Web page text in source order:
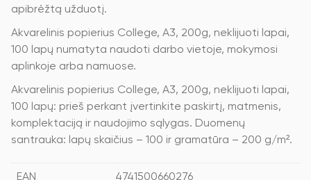
apibrėžtą užduotį.
Akvarelinis popierius College, A3, 200g, neklijuoti lapai,
100 lapų numatyta naudoti darbo vietoje, mokymosi
aplinkoje arba namuose.
Akvarelinis popierius College, A3, 200g, neklijuoti lapai,
100 lapų: prieš perkant įvertinkite paskirtį, matmenis,
komplektaciją ir naudojimo sąlygas. Duomenų
santrauka: lapų skaičius – 100 ir gramatūra – 200 g/m².
EAN 4741500660276